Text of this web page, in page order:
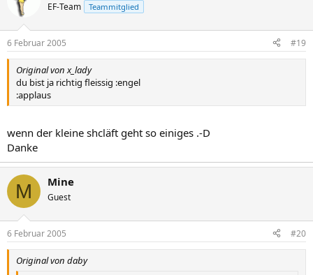
EF-Team Teammitglied
6 Februar 2005 #19
Original von x_lady
du bist ja richtig fleissig :engel
:applaus
wenn der kleine shcläft geht so einiges .-D
Danke
M Mine
Guest
6 Februar 2005 #20
Original von daby